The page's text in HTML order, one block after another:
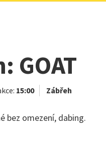
GOAT
15:00 Zábřeh
bez omezení, dabing.